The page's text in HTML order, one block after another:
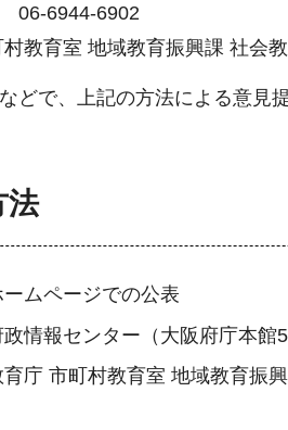
06-6944-6902
教育室 地域教育振興課 社会
どで、上記の方法による意見
ームページでの公表
政情報センター（大阪府庁本館
育庁 市町村教育室 地域教育振